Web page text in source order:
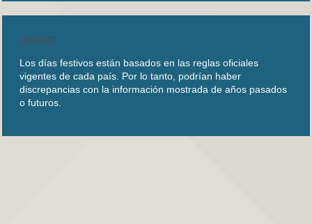
AVISO
Los días festivos están basados en las reglas oficiales
vigentes de cada país. Por lo tanto, podrían haber
discrepancias con la información mostrada de años pasados
o futuros.